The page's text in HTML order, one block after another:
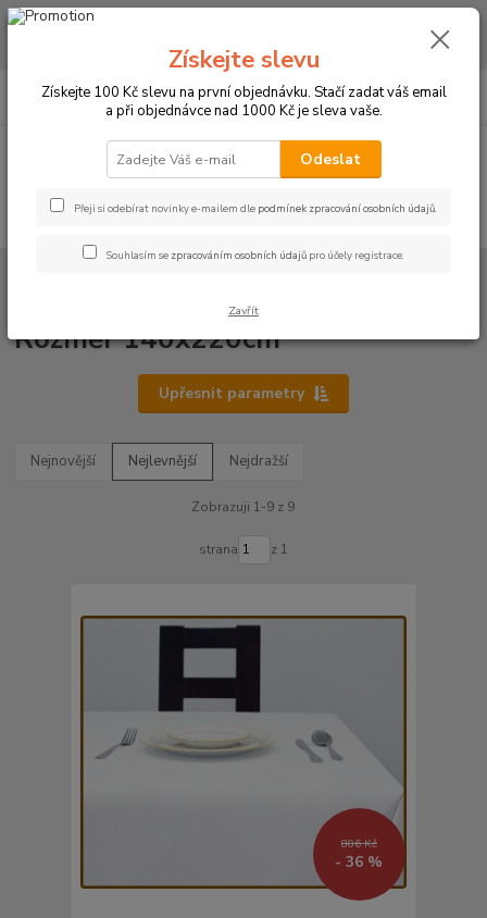
CHCETE NAKOUPIT VĚTŠÍ MNOŽSTVÍ NAŠICH PRODUKTŮ ZA LEPŠÍ
CZK
Hledat
+420 773 794 023
Pondělí-pátek 9-16 hodin
0
Rozměr 140x220cm
Upřesnit parametry
Nejnovější Nejlevnější Nejdražší
Zobrazuji 1-9 z 9
strana z 1
806 Kč
- 36 %
Získejte slevu
Získejte 100 Kč slevu na první objednávku. Stačí zadat váš email
a při objednávce nad 1000 Kč je sleva vaše.
Odeslat
Přeji si odebírat novinky e-mailem dle podmínek zpracování osobních údajů.
Souhlasím se zpracováním osobních údajů pro účely registrace.
Zavřít